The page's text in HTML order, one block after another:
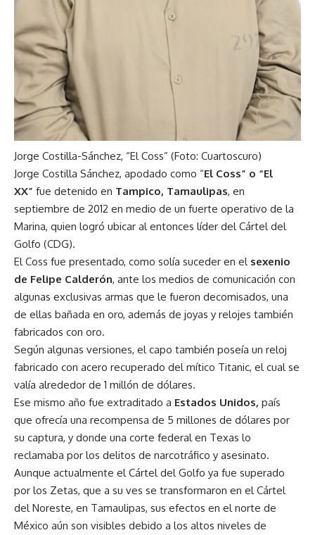
Jorge Costilla-Sánchez, “El Coss” (Foto: Cuartoscuro)
Jorge Costilla Sánchez, apodado como “El Coss” o “El
XX” fue detenido en Tampico, Tamaulipas, en
septiembre de 2012 en medio de un fuerte operativo de la
Marina, quien logró ubicar al entonces líder del Cártel del
Golfo (CDG).
El Coss fue presentado, como solía suceder en el sexenio
de Felipe Calderón, ante los medios de comunicación con
algunas exclusivas armas que le fueron decomisados, una
de ellas bañada en oro, además de joyas y relojes también
fabricados con oro.
Según algunas versiones, el capo también poseía un reloj
fabricado con acero recuperado del mítico Titanic, el cual se
valía alrededor de 1 millón de dólares.
Ese mismo año fue extraditado a Estados Unidos, país
que ofrecía una recompensa de 5 millones de dólares por
su captura, y donde una corte federal en Texas lo
reclamaba por los delitos de narcotráfico y asesinato.
Aunque actualmente el Cártel del Golfo ya fue superado
por los Zetas, que a su ves se transformaron en el Cártel
del Noreste, en Tamaulipas, sus efectos en el norte de
México aún son visibles debido a los altos niveles de